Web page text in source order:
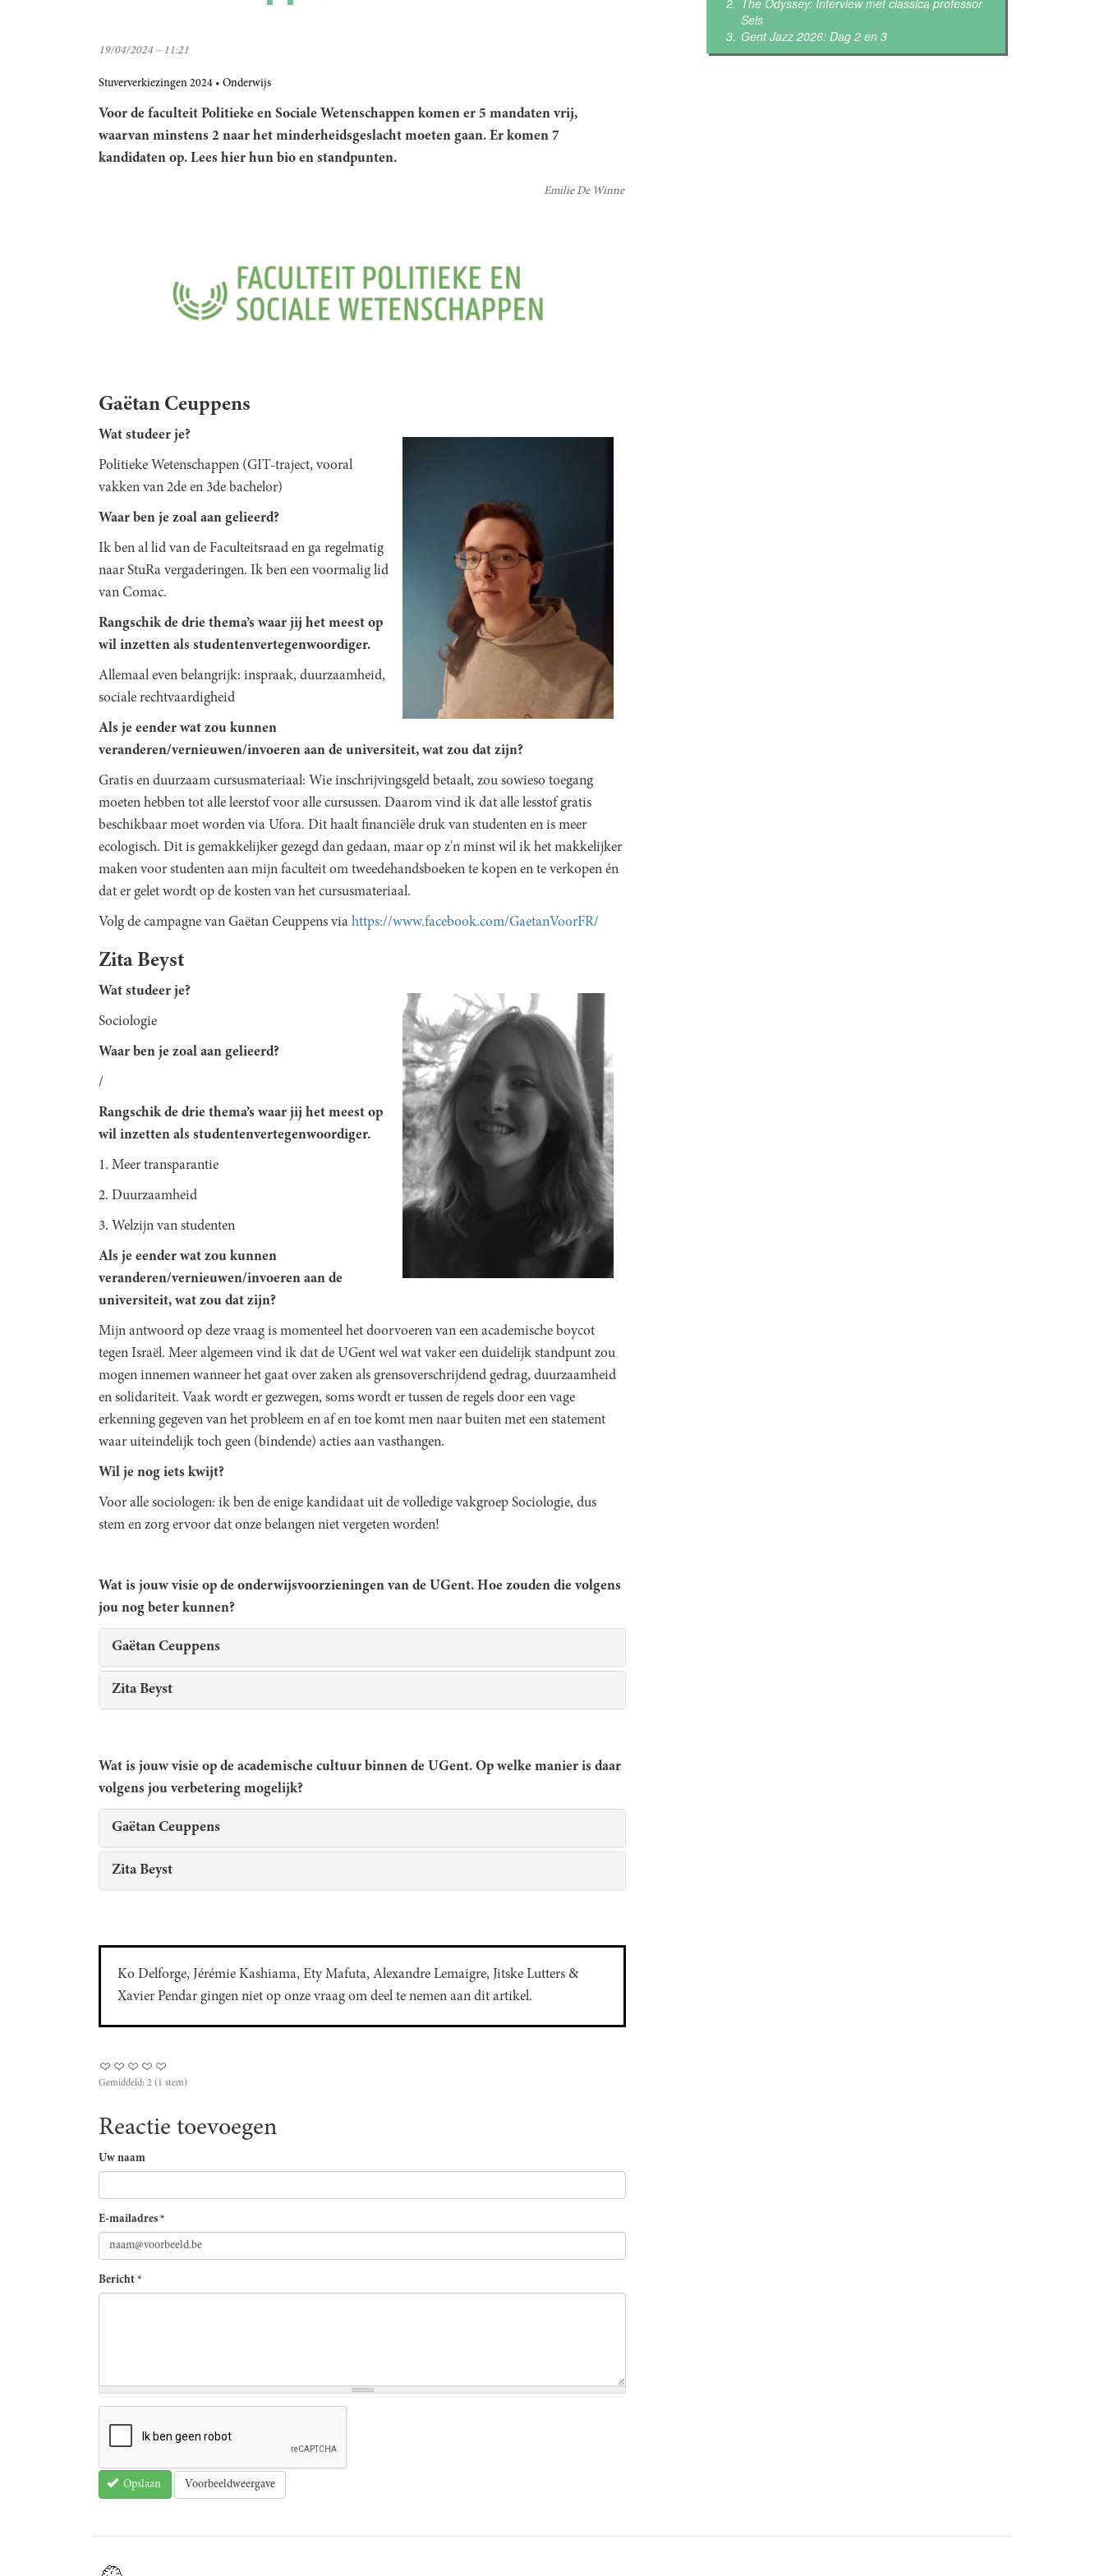
19/04/2024 – 11:21
Stuververkiezingen 2024 Onderwijs
Voor de faculteit Politieke en Sociale Wetenschappen komen er 5 mandaten vrij,
waarvan minstens 2 naar het minderheidsgeslacht moeten gaan. Er komen 7
kandidaten op. Lees hier hun bio en standpunten.
Emilie De Winne
Gaëtan Ceuppens
Wat studeer je?
Politieke Wetenschappen (GIT-traject, vooral
vakken van 2de en 3de bachelor)
Waar ben je zoal aan gelieerd?
Ik ben al lid van de Faculteitsraad en ga regelmatig
naar StuRa vergaderingen. Ik ben een voormalig lid
van Comac.
Rangschik de drie thema’s waar jij het meest op
wil inzetten als studentenvertegenwoordiger.
Allemaal even belangrijk: inspraak, duurzaamheid,
sociale rechtvaardigheid
Als je eender wat zou kunnen
veranderen/vernieuwen/invoeren aan de universiteit, wat zou dat zijn?
Gratis en duurzaam cursusmateriaal: Wie inschrijvingsgeld betaalt, zou sowieso toegang
moeten hebben tot alle leerstof voor alle cursussen. Daarom vind ik dat alle lesstof gratis
beschikbaar moet worden via Ufora. Dit haalt financiële druk van studenten en is meer
ecologisch. Dit is gemakkelijker gezegd dan gedaan, maar op z'n minst wil ik het makkelijker
maken voor studenten aan mijn faculteit om tweedehandsboeken te kopen en te verkopen én
dat er gelet wordt op de kosten van het cursusmateriaal.
Volg de campagne van Gaëtan Ceuppens via https://www.facebook.com/GaetanVoorFR/
Zita Beyst
Wat studeer je?
Sociologie
Waar ben je zoal aan gelieerd?
/
Rangschik de drie thema’s waar jij het meest op
wil inzetten als studentenvertegenwoordiger.
1. Meer transparantie
2. Duurzaamheid
3. Welzijn van studenten
Als je eender wat zou kunnen
veranderen/vernieuwen/invoeren aan de
universiteit, wat zou dat zijn?
Mijn antwoord op deze vraag is momenteel het doorvoeren van een academische boycot
tegen Israël. Meer algemeen vind ik dat de UGent wel wat vaker een duidelijk standpunt zou
mogen innemen wanneer het gaat over zaken als grensoverschrijdend gedrag, duurzaamheid
en solidariteit. Vaak wordt er gezwegen, soms wordt er tussen de regels door een vage
erkenning gegeven van het probleem en af en toe komt men naar buiten met een statement
waar uiteindelijk toch geen (bindende) acties aan vasthangen.
Wil je nog iets kwijt?
Voor alle sociologen: ik ben de enige kandidaat uit de volledige vakgroep Sociologie, dus
stem en zorg ervoor dat onze belangen niet vergeten worden!
Wat is jouw visie op de onderwijsvoorzieningen van de UGent. Hoe zouden die volgens
jou nog beter kunnen?
Gaëtan Ceuppens
Zita Beyst
Wat is jouw visie op de academische cultuur binnen de UGent. Op welke manier is daar
volgens jou verbetering mogelijk?
Gaëtan Ceuppens
Zita Beyst
Ko Delforge, Jérémie Kashiama, Ety Mafuta, Alexandre Lemaigre, Jitske Lutters &
Xavier Pendar gingen niet op onze vraag om deel te nemen aan dit artikel.
Gemiddeld: 2 (1 stem)
Reactie toevoegen
Uw naam
E-mailadres *
Bericht *
Opslaan Voorbeeldweergave
Sels
Gent Jazz 2026: Dag 2 en 3